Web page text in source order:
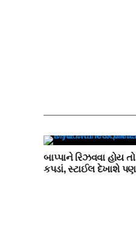
બાપ્પાને રિઝવવા હોય
કપડાં, સ્ટાઈલ દેખાશે